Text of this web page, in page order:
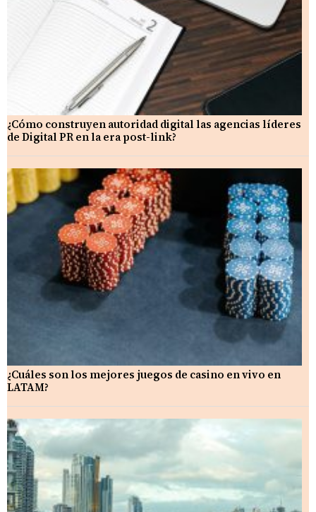
¿Cómo construyen autoridad digital las agencias líderes
de Digital PR en la era post-link?
¿Cuáles son los mejores juegos de casino en vivo en
LATAM?